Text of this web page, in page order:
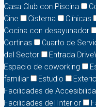
Casa Club con Piscina
Cine
Cisterna Clínicas
Cocina con desayunador
Cortinas
Cuarto de
del Sector
Entrada
Espacio de coworking
familiar
Estudio
Facilidades de
Facilidades del Interior